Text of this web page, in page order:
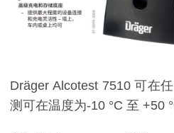
Dräger Alcotest 7510 可在
测可在温度为-10 °C 至 +50